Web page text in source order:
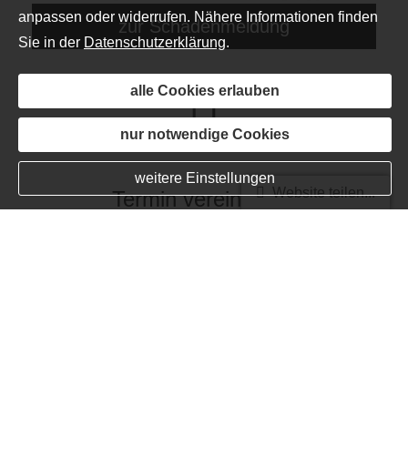
zur Schadenmeldung
Termin ver­ein­baren
anpassen oder widerrufen. Nähere Informationen finden
Sie in der Datenschutzerklärung.
alle Cookies erlauben
nur notwendige Cookies
weitere Einstellungen
Website teilen...